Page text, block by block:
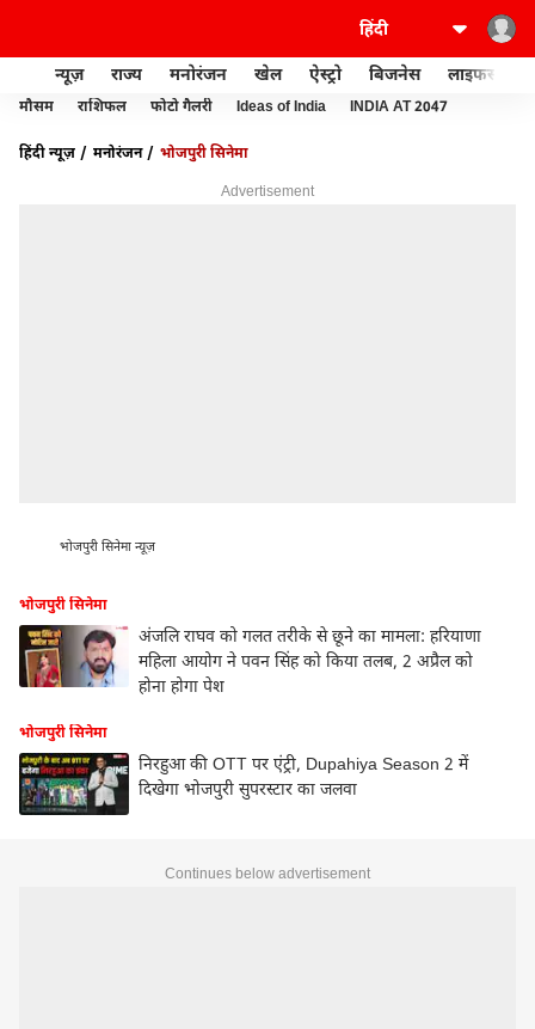
न्यूज़ राज्य मनोरंजन खेल ऐस्ट्रो बिजनेस लाइफस्टाइल
मौसम राशिफल फोटो गैलरी Ideas of India INDIA AT 2047
हिंदी न्यूज़ मनोरंजन
भोजपुरी सिनेमा
Advertisement
भोजपुरी सिनेमा न्यूज़
भोजपुरी सिनेमा
अंजलि राघव को गलत तरीके से छूने का मामला: हरियाणा
महिला आयोग ने पवन सिंह को किया तलब, 2 अप्रैल को
होना होगा पेश
भोजपुरी सिनेमा
निरहुआ की OTT पर एंट्री, Dupahiya Season 2 में
दिखेगा भोजपुरी सुपरस्टार का जलवा
Continues below advertisement